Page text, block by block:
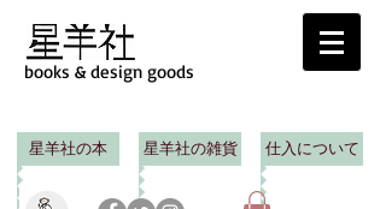
books & design goods
星羊社の本 星羊社の雑貨 仕入について